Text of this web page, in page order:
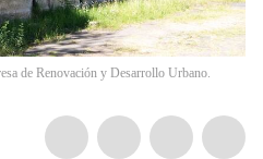
de Renovación y Desarrollo Urbano.